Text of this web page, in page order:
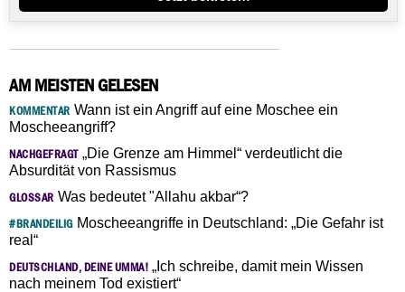
AM MEISTEN GELESEN
KOMMENTAR Wann ist ein Angriff auf eine Moschee ein
Moscheeangriff?
NACHGEFRAGT„Die Grenze am Himmel“ verdeutlicht die
Absurdität von Rassismus
GLOSSAR Was bedeutet "Allahu akbar“?
#BRANDEILIGMoscheeangriffe in Deutschland: „Die Gefahr ist
real“
DEUTSCHLAND, DEINE UMMA! „Ich schreibe, damit mein Wissen
nach meinem Tod existiert“